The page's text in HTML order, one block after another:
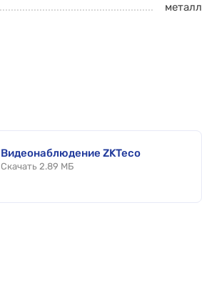
металл
Видеонаблюдение ZKTeco
Скачать 2.89 МБ